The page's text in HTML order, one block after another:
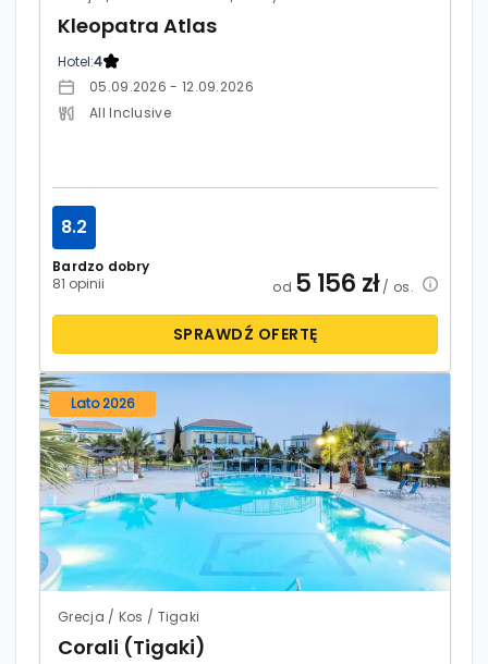
Kleopatra Atlas
Hotel:4
05.09.2026 - 12.09.2026
All Inclusive
Bardzo dobry
81 opinii
8.2
od 5 156 zł/ os.
SPRAWDŹ OFERTĘ
Lato 2026
Grecja / Kos / Tigaki
Corali (Tigaki)